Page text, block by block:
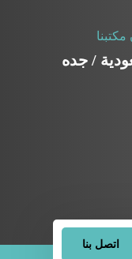
/ جده
اتصل بنا